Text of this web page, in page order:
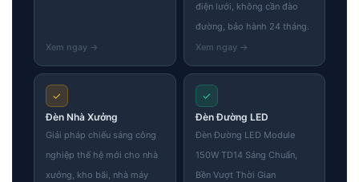
điện lưới, không cần đào
đường, bảo hành 24 tháng.
✓
Đèn Nhà Xưởng
Giải pháp chiếu sáng công
nghiệp thế hệ mới cho nhà
xưởng, kho bãi, nhà máy
✓
Đèn Đường LED
Đèn Đường LED Module
150W TD14 Sáng Chuẩn,
Bền Vượt Thời Gian